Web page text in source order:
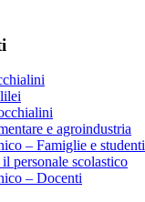
e agroindustria
– Famiglie e studenti
personale scolastico
– Docenti